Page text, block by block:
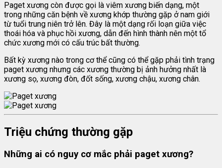
Paget xương còn được gọi là viêm xương biến dạng, một
trong những căn bệnh về xương khớp thường gặp ở nam giới
từ tuổi trung niên trở lên. Đây là một dạng rối loạn giữa việc
thoái hóa và phục hồi xương, dẫn đến hình thành nên một tổ
chức xương mới có cấu trúc bất thường.
Bất kỳ xương nào trong cơ thể cũng có thể gặp phải tình trạng
paget xương nhưng các xương thường bị ảnh hưởng nhất là
xương sọ, xương đòn, đốt sống, xương chậu, xương chân.
Triệu chứng thường gặp
Những ai có nguy cơ mắc phải paget xương?